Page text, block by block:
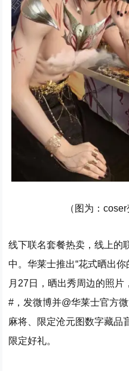
（图为：
线下联名套餐热卖，线上的
中。华莱士推出“花式晒出
月27日，晒出秀周边的照片
#，发微博并@华莱士官方
麻将、限定沧元图数字藏品
限定好礼。